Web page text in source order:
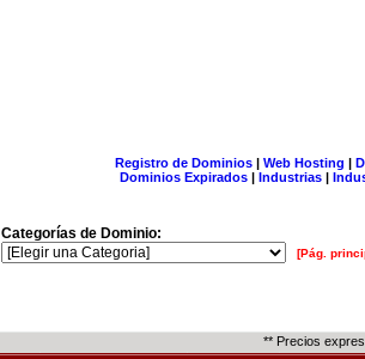
Registro de Dominios| Web Hosting |
Dominios Expirados | Industrias |
Categorías de Dominio:
[Pág.
** Precios